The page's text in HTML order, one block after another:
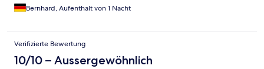
Bernhard, Aufenthalt von 1 Nacht
Verifizierte Bewertung
10/10 – Aussergewöhnlich